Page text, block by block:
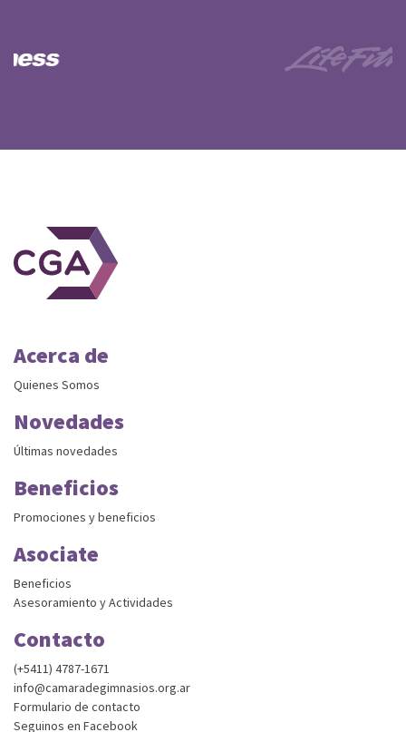
Acerca de
Quienes Somos
Novedades
Últimas novedades
Beneficios
Promociones y beneficios
Asociate
Beneficios
Asesoramiento y Actividades
Contacto
(+5411) 4787-1671
info@camaradegimnasios.org.ar
Formulario de contacto
Seguinos en Facebook